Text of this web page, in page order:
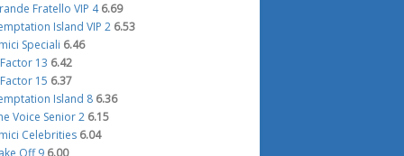
Fratello VIP 4 6.69
Island VIP 2 6.53
Speciali 6.46
13 6.42
15 6.37
Island 8 6.36
Voice Senior 2 6.15
Celebrities 6.04